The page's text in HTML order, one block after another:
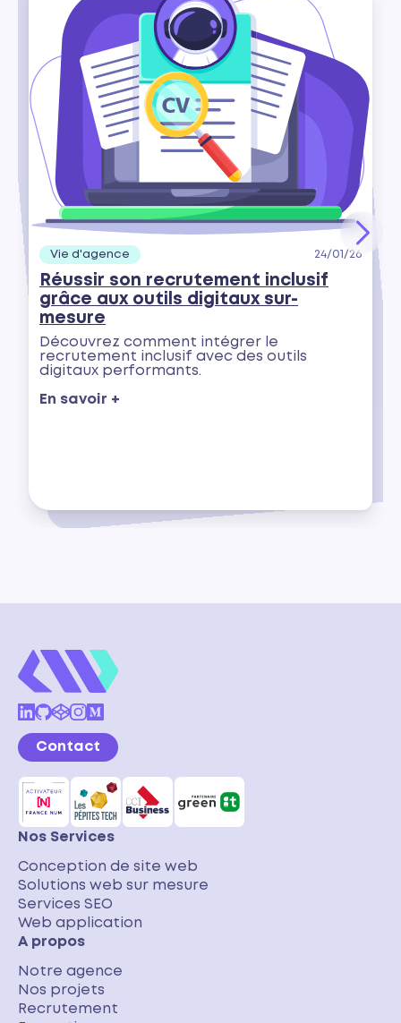
Vie d'agence 24/01/26
Réussir son recrutement inclusif
grâce aux outils digitaux sur-
mesure
Découvrez comment intégrer le
recrutement inclusif avec des outils
digitaux performants.
En savoir +
Contact
Nos Services
Conception de site web
Solutions web sur mesure
Services SEO
Web application
A propos
Notre agence
Nos projets
Recrutement